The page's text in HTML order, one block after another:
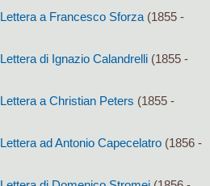
Lettera a Francesco Sforza (1855 -
Lettera di Ignazio Calandrelli (1855 -
Lettera a Christian Peters (1855 -
Lettera ad Antonio Capecelatro (1856 -